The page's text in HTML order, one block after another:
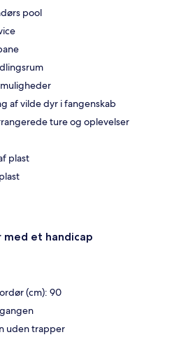
pool
af vilde dyr i fangenskab
ture og oplevelser
plast
et handicap
(cm): 90
uden trapper